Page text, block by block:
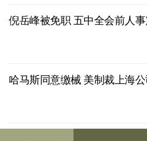
倪岳峰被免职 五中全会前人
哈马斯同意缴械 美制裁上海公